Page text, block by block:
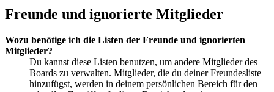
Freunde und ignorierte Mitglieder
Wozu benötige ich die Listen der Freunde und ignorierten
Mitglieder?
Du kannst diese Listen benutzen, um andere Mitglieder des
Boards zu verwalten. Mitglieder, die du deiner Freundesliste
hinzufügst, werden in deinem persönlichen Bereich für den